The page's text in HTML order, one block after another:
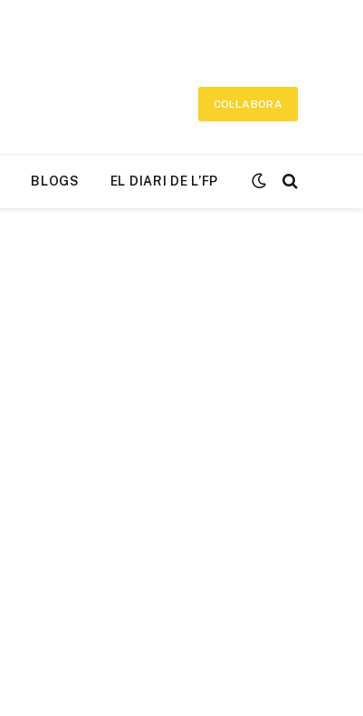
COL·LABORA
BLOGS EL DIARI DE L’FP